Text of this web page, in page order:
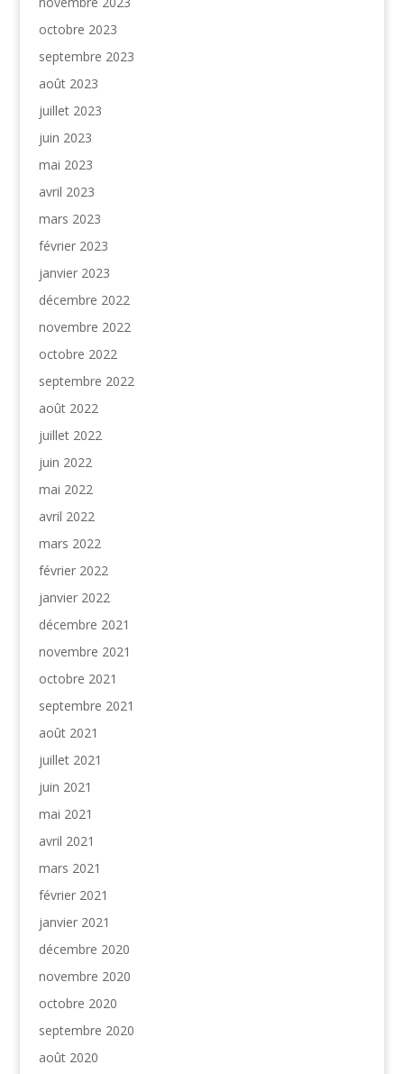
octobre 2023
septembre 2023
août 2023
juillet 2023
juin 2023
mai 2023
avril 2023
mars 2023
février 2023
janvier 2023
décembre 2022
novembre 2022
octobre 2022
septembre 2022
août 2022
juillet 2022
juin 2022
mai 2022
avril 2022
mars 2022
février 2022
janvier 2022
décembre 2021
novembre 2021
octobre 2021
septembre 2021
août 2021
juillet 2021
juin 2021
mai 2021
avril 2021
mars 2021
février 2021
janvier 2021
décembre 2020
novembre 2020
octobre 2020
septembre 2020
août 2020